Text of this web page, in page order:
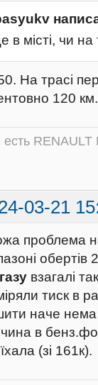
в місті, чи на
На трасі
120 км.
есть
03-21
проблема
газу взагалі
тиск в
наче нема
в
(зі 161к).